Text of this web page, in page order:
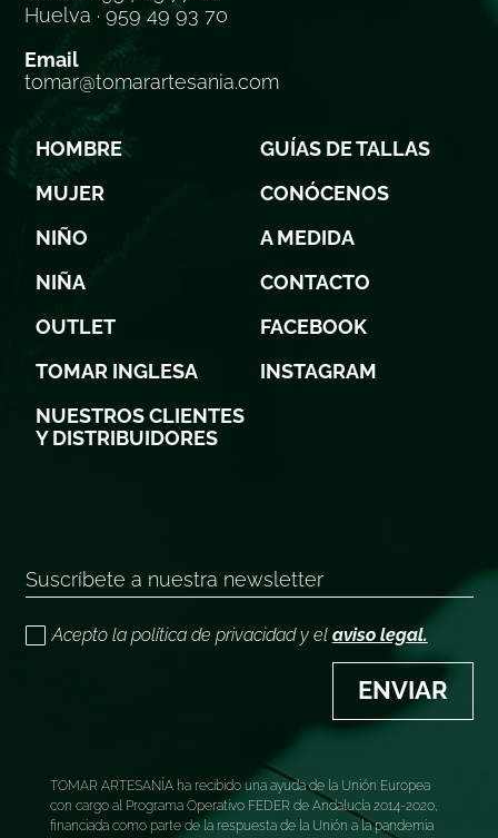
Huelva · 959 49 93 70
Email
tomar@tomarartesania.com
HOMBRE
MUJER
NIÑO
NIÑA
OUTLET
TOMAR INGLESA
NUESTROS CLIENTES
Y DISTRIBUIDORES
GUÍAS DE TALLAS
CONÓCENOS
A MEDIDA
CONTACTO
FACEBOOK
INSTAGRAM
Acepto la política de privacidad y el aviso legal.
ENVIAR
TOMAR ARTESANÍA ha recibido una ayuda de la Unión Europea
con cargo al Programa Operativo FEDER de Andalucía 2014-2020,
financiada como parte de la respuesta de la Unión a la pandemia